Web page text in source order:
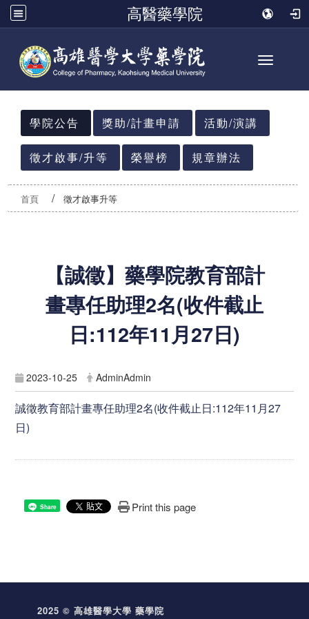
高醫藥學院
Toggle
:::
學院公告
獎助/計畫申請 活動/演講
徵才啟事/升等 榮譽榜 規章辦法
首頁 徵才啟事升等
【誠徵】藥學院教育部計
畫專任助理2名(收件截止
日:112年11月27日)
2023-10-25 AdminAdmin
誠徵教育部計畫專任助理2名(收件截止日:112年11月27
日)
Share Print this page
2025 © 高雄醫學大學 藥學院